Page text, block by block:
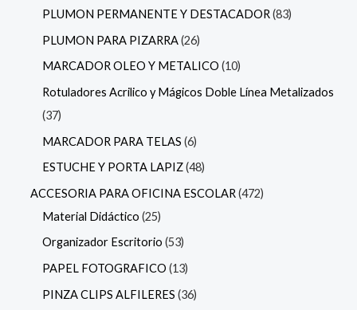
PLUMON PERMANENTE Y DESTACADOR 83
PLUMON PARA PIZARRA 26
MARCADOR OLEO Y METALICO 10
Rotuladores Acrilico y Mágicos Doble Línea Metalizados
37
MARCADOR PARA TELAS 6
ESTUCHE Y PORTA LAPIZ 48
ACCESORIA PARA OFICINA ESCOLAR 472
Material Didáctico 25
Organizador Escritorio 53
PAPEL FOTOGRAFICO 13
PINZA CLIPS ALFILERES 36